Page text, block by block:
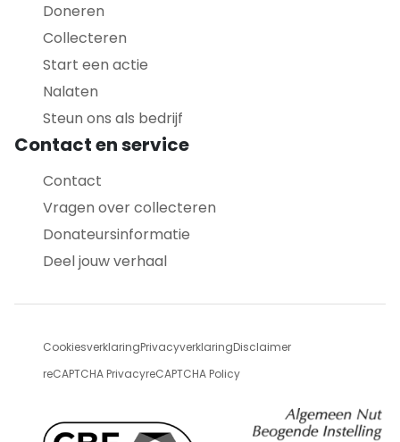
Doneren
Collecteren
Start een actie
Nalaten
Steun ons als bedrijf
Contact en service
Contact
Vragen over collecteren
Donateursinformatie
Deel jouw verhaal
CookiesverklaringPrivacyverklaringDisclaimer
reCAPTCHA PrivacyreCAPTCHA Policy